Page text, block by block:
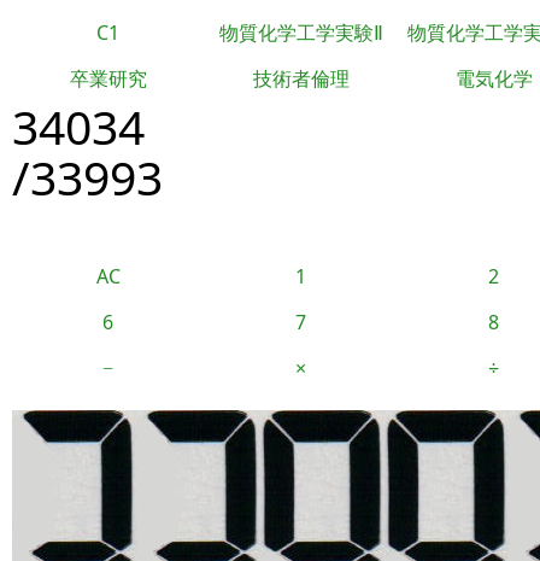
C1 物質化学工学実験Ⅱ
物質化学工学
卒業研究
技術者倫理 電気化学
34034
/33993
AC 1
2
6
7
8
−
× ÷